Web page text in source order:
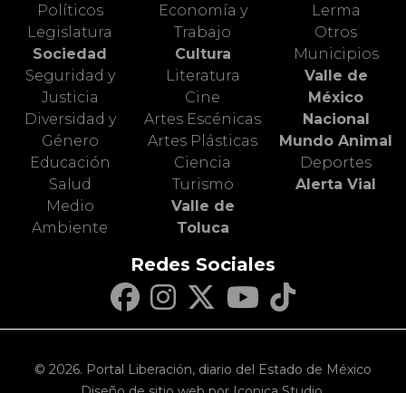
Políticos
Legislatura
Sociedad
Seguridad y
Justicia
Diversidad y
Género
Educación
Salud
Medio
Ambiente
Economía y
Trabajo
Cultura
Literatura
Cine
Artes Escénicas
Artes Plásticas
Ciencia
Turismo
Valle de
Toluca
Lerma
Otros
Municipios
Valle de
México
Nacional
Mundo Animal
Deportes
Alerta Vial
Redes Sociales
© 2026. Portal Liberación, diario del Estado de México